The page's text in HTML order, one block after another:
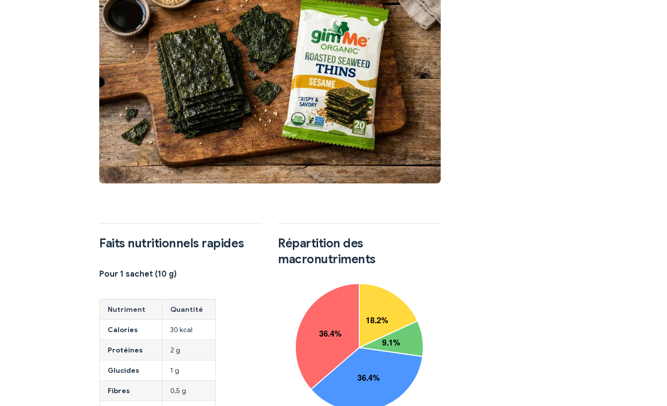
Faits nutritionnels rapides
Pour 1 sachet (10 g)
Nutriment Quantité
Calories 30 kcal
Protéines 2 g
Glucides 1 g
Fibres 0,5 g
Répartition des
macronutriments